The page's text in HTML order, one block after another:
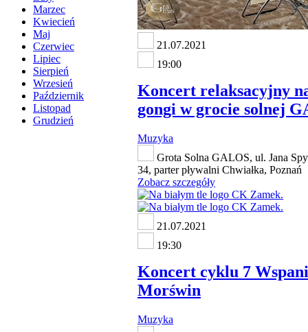
Marzec
Kwiecień
Maj
Czerwiec
Lipiec
Sierpień
Wrzesień
Październik
Listopad
Grudzień
21.07.2021
19:00
Koncert relaksacyjny
gongi w grocie solnej
Muzyka
Grota Solna GALOS, ul. Jana
34, parter pływalni Chwiałka, Poznań
Zobacz szczegóły
21.07.2021
19:30
Koncert cyklu 7
Morświn
Muzyka